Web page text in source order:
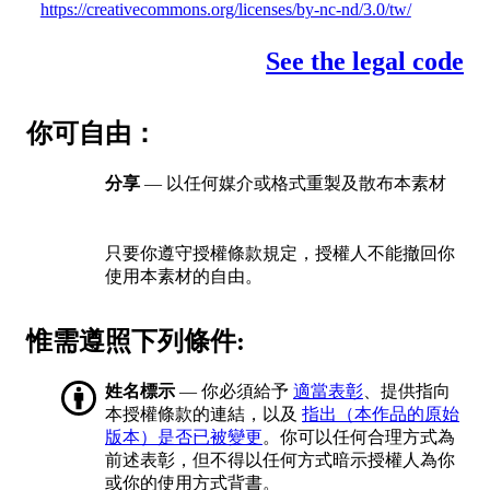
https://creativecommons.org/licenses/by-nc-nd/3.0/tw/
See the legal code
你可自由：
分享 — 以任何媒介或格式重製及散布本素材
只要你遵守授權條款規定，授權人不能撤回你
使用本素材的自由。
惟需遵照下列條件:
姓名標示 — 你必須給予 適當表彰 、提供指向
本授權條款的連結，以及 指出（本作品的原始
版本）是否已被變更。你可以任何合理方式為
前述表彰，但不得以任何方式暗示授權人為你
或你的使用方式背書。